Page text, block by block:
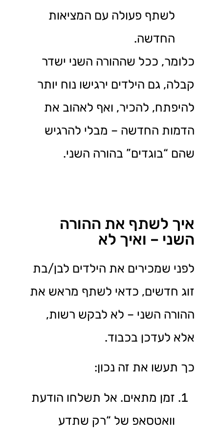
לשתף פעולה עם המציאות
החדשה.
כלומר, ככל שההורה השני ישדר
קבלה, גם הילדים ירגישו נוח יותר
להיפתח, להכיר, ואף לאהוב את
הדמות החדשה – מבלי להרגיש
שהם “בוגדים” בהורה השני.
איך לשתף את ההורה
השני – ואיך לא
לפני שמכירים את הילדים לבן/בת
זוג חדשים, כדאי לשתף מראש את
ההורה השני – לא לבקש רשות,
אלא לעדכן בכבוד.
כך תעשו את זה נכון:
זמן מתאים. אל תשלחו הודעת
וואטסאפ של “רק שתדע